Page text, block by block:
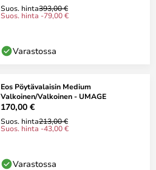
Suos. hinta393,00 €
Suos. hinta -79,00 €
Varastossa
Eos Pöytävalaisin Medium
Valkoinen/Valkoinen - UMAGE
170,00 €
Suos. hinta213,00 €
Suos. hinta -43,00 €
Varastossa